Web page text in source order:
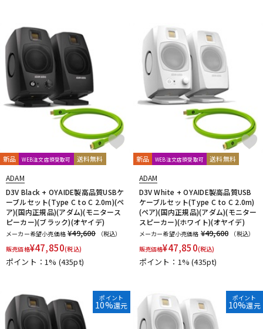
新品 WEB注文店頭受取可 送料無料
ADAM
D3V Black + OYAIDE製高品質USBケ
ーブルセット(Type C to C 2.0m)(ペ
ア)(国内正規品)(アダム)(モニタース
ピーカー)(ブラック)(オヤイデ)
メーカー希望小売価格 ¥49,600
（税込）
販売価格¥47,850(税込)
ポイント：1% (435pt)
新品 WEB注文店頭受取可 送料無料
ADAM
D3V White + OYAIDE製高品質USB
ケーブルセット(Type C to C 2.0m)
(ペア)(国内正規品)(アダム)(モニター
スピーカー)(ホワイト)(オヤイデ)
メーカー希望小売価格 ¥49,600
（税込）
販売価格¥47,850(税込)
ポイント：1%(435pt)
ポイント
10%還元
ポイント
10%還元